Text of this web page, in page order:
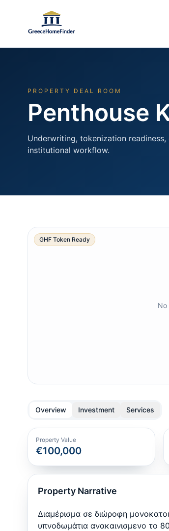
PROPERTY DEAL ROOM
Penthouse
Underwriting, tokenization
institutional workflow.
No
GHF Token Ready
Overview Investment Services
Property Value
€100,000
Property Narrative
Διαμέρισμα σε διώροφη
υπνοδωμάτια ανακαινισμενο το